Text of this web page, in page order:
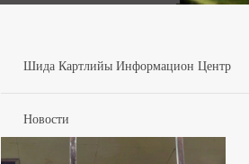
Шида Картлийы Информацион Центр
Новости